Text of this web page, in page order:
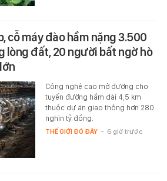
cỗ máy đào hầm nặng 3.500
lòng đất, 20 người bất ngờ hò
Công nghệ cao mở đường cho
tuyến đường hầm dài 4,5 km
thuộc dự án giao thông hơn 280
nghìn tỷ đồng.
THẾ GIỚI ĐÓ ĐÂY - 6 giờ trước